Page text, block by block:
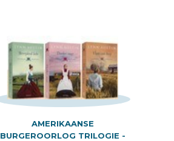
AMERIKAANSE
BURGEROORLOG TRILOGIE -